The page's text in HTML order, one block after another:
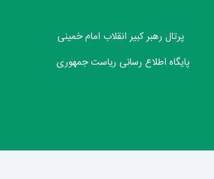
پرتال رهبر کبیر انقلاب امام خمینی
پایگاه اطلاع رسانی ریاست جمهوری